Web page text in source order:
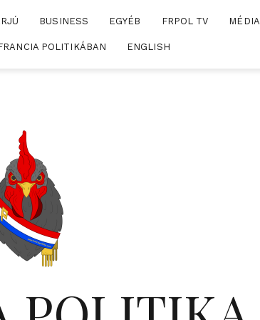
BUSINESS EGYÉB FRPOL TV MÉDIA
POLITIKÁBAN ENGLISH